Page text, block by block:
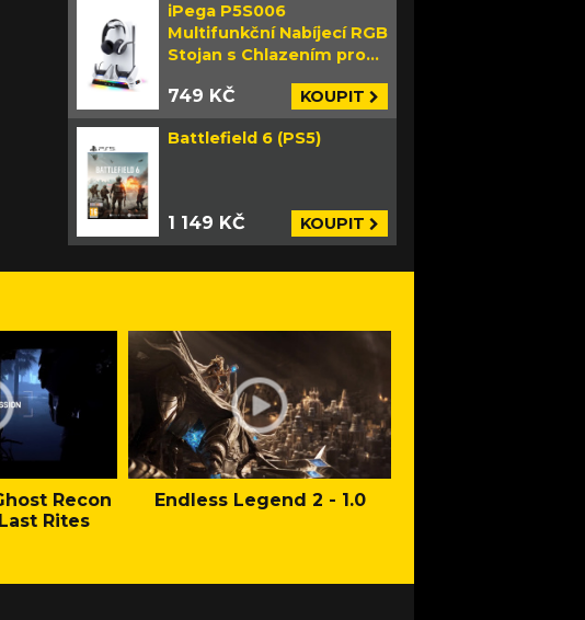
iPega P5S006
Multifunkční Nabíjecí RGB
Stojan s Chlazením pro
749 KČ KOUPIT
Battlefield 6 (PS5)
1 149 KČ KOUPIT
Recon
Rites
Endless Legend 2 - 1.0